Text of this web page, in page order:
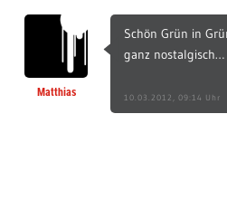
Matthias
Schön Grün in
ganz nostalgisch…
10.03.2012, 09:14 Uhr